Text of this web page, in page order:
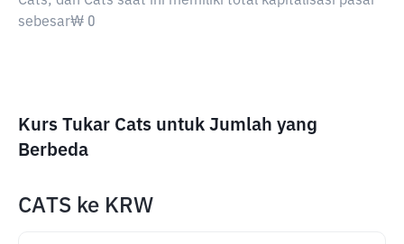
sebesar₩ 0
Kurs Tukar Cats untuk Jumlah yang
Berbeda
CATS ke KRW